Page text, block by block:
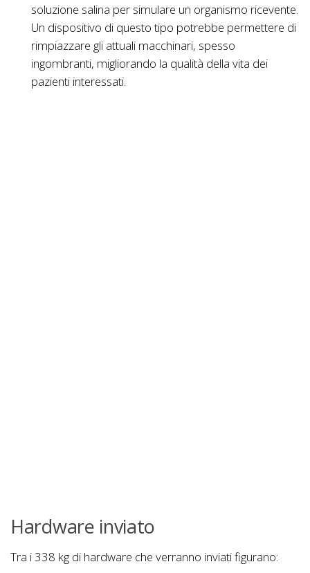
soluzione salina per simulare un organismo ricevente.
Un dispositivo di questo tipo potrebbe permettere di
rimpiazzare gli attuali macchinari, spesso
ingombranti, migliorando la qualità della vita dei
pazienti interessati.
Hardware inviato
Tra i 338 kg di hardware che verranno inviati figurano: